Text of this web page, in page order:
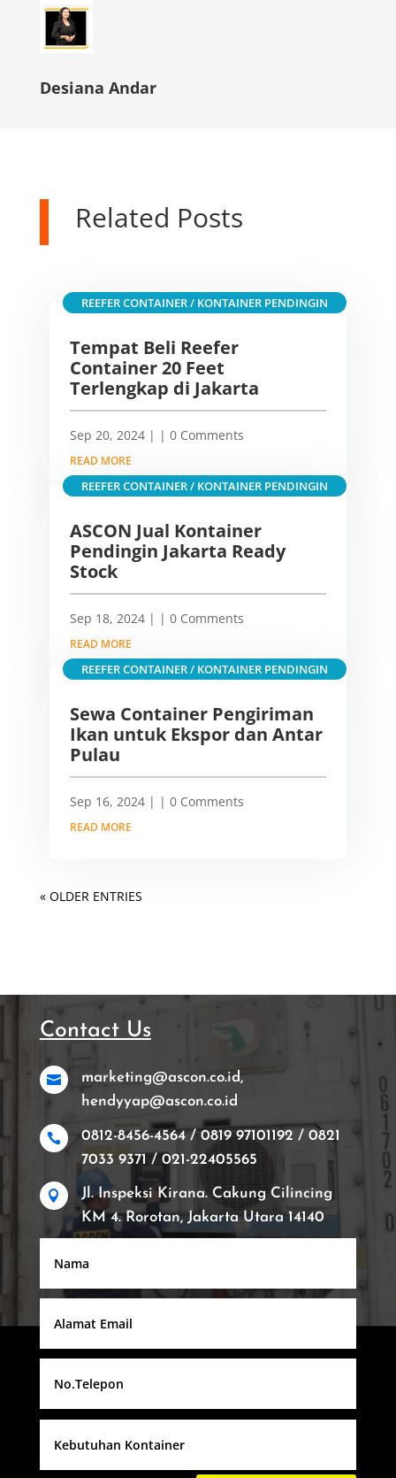
Desiana Andar
Related Posts
Tempat Beli Reefer
Container 20 Feet
Terlengkap di Jakarta
Sep 20, 2024|
REEFER CONTAINER / KONTAINER PENDINGIN
| 0 Comments
READ MORE
ASCON Jual Kontainer
Pendingin Jakarta Ready
Stock
Sep 18, 2024|
REEFER CONTAINER / KONTAINER PENDINGIN
| 0 Comments
READ MORE
Sewa Container Pengiriman
Ikan untuk Ekspor dan Antar
Pulau
Sep 16, 2024|
REEFER CONTAINER / KONTAINER PENDINGIN
| 0 Comments
READ MORE
« OLDER ENTRIES
Contact Us

marketing@ascon.co.id,
hendyyap@ascon.co.id

0812-8456-4564 / 0819 97101192 / 0821
7033 9371 / 021-22405565

Jl. Inspeksi Kirana. Cakung Cilincing
KM 4. Rorotan, Jakarta Utara 14140